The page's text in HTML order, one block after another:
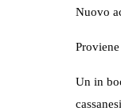
Nuovo
Un in